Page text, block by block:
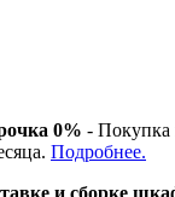
0% - Покупка
Подробнее.
и сборке